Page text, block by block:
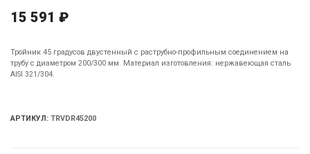
15 591 ₽
Тройник 45 градусов двустенный с раструбно-профильным соединением на
трубу с диаметром 200/300 мм. Материал изготовления: нержавеющая сталь
AISI 321/304.
АРТИКУЛ: TRVDR45200